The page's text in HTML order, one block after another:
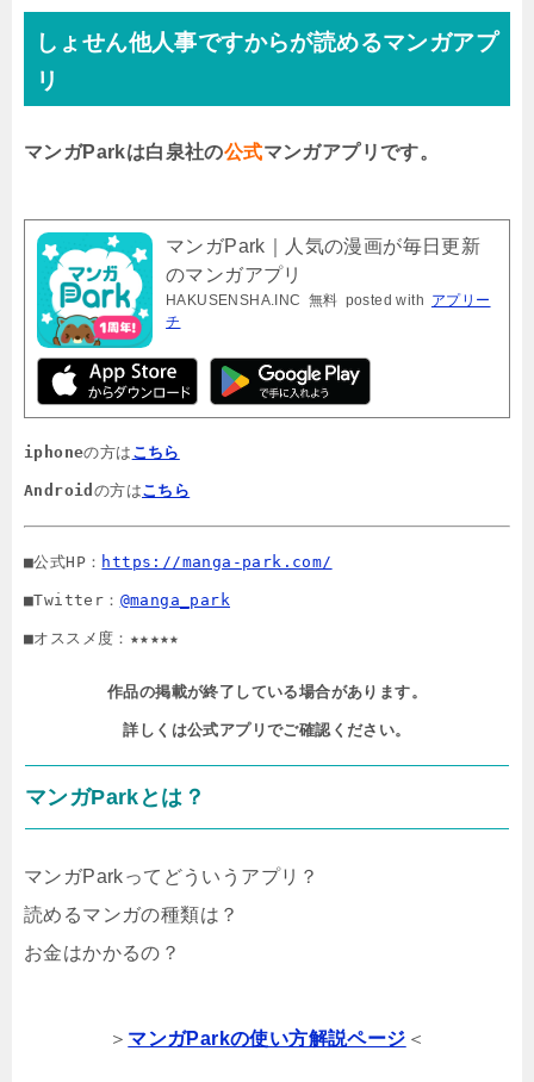
しょせん他人事ですからが読めるマンガアプ
リ
マンガParkは白泉社の公式マンガアプリです。
マンガPark｜人気の漫画が毎日更新
のマンガアプリ
HAKUSENSHA.INC 無料 posted with アプリー
チ
iphoneの方は こちら
Android の方はこちら
■公式HP： https://manga-park.com/
■Twitter： @manga_park
■オススメ度：★★★★★
作品の掲載が終了している場合があります。
詳しくは公式アプリでご確認ください。
マンガParkとは？
マンガParkってどういうアプリ？
読めるマンガの種類は？
お金はかかるの？
＞ マンガParkの使い方解説ページ ＜